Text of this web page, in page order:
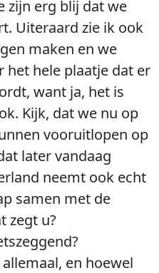
zijn erg blij dat we
Uiteraard zie ik ook
maken en we
het hele plaatje dat er
want ja, het is
Kijk, dat we nu op
vooruitlopen op
later vandaag
neemt ook echt
samen met de
zegt u?
en hoewel